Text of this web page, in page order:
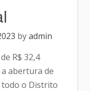
byadmin
R$ 32,4
abertura de
todo o Distrito